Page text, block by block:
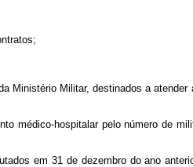
Militar, destinados a atender
médico-hospitalar pelo número de
em 31 de dezembro do ano